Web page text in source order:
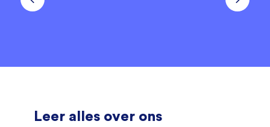
Leer alles over ons